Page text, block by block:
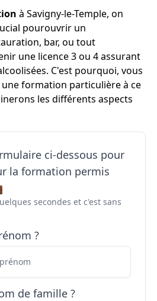
à Savigny-le-Temple, on
pourouvrir un
bar, ou tout
une licence 3 ou 4 assurant
C'est pourquoi, vous
formation particulière à ce
les différents aspects
ci-dessous pour
la formation permis
secondes et c'est sans
?
de famille ?